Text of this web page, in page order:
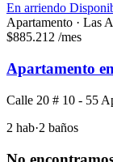
En arriendo
Apartamento · Las
$885.212 /mes
Apartamento
Calle 20 # 10 - 55
2 hab·2 baños